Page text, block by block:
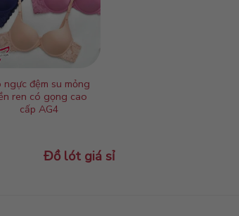
ngực đệm su mỏng
ren có gọng cao
cấp AG4
Đồ lót giá sỉ